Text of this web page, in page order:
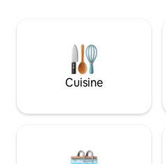
bars et des petits magasins. En
pourrez vous baigner dans
corbeau, où se trouve une salle
Vous pouvez faire des
encore.
Cuisine